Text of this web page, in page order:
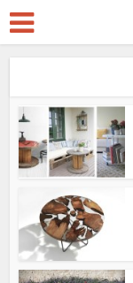
panel
panel
paketleri